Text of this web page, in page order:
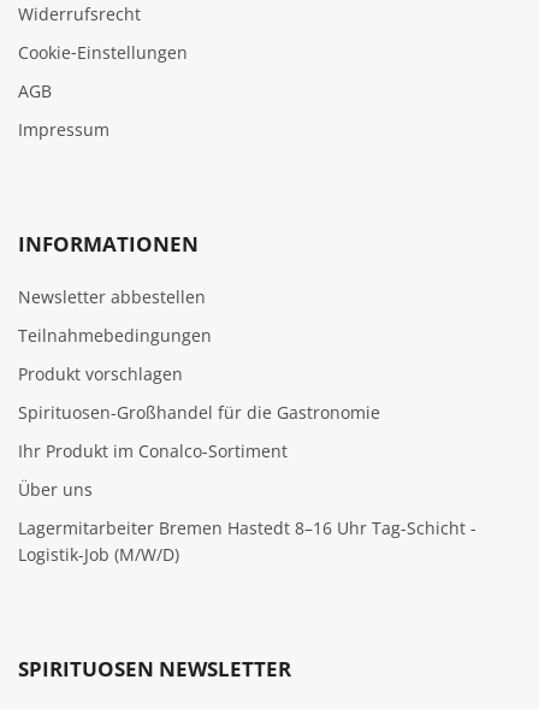
Widerrufsrecht
Cookie‑Einstellungen
AGB
Impressum
INFORMATIONEN
Newsletter abbestellen
Teilnahmebedingungen
Produkt vorschlagen
Spirituosen-Großhandel für die Gastronomie
Ihr Produkt im Conalco-Sortiment
Über uns
Lagermitarbeiter Bremen Hastedt 8–16 Uhr Tag-Schicht -
Logistik-Job (M/W/D)
SPIRITUOSEN NEWSLETTER